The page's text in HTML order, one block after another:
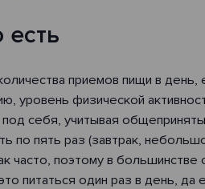
приемов пищи в
уровень физической
себя, учитывая
по пять раз (завтрак,
часто, поэтому в
питаться один раз в день,